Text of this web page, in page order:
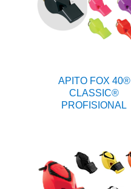
APITO FOX 40®
CLASSIC®
PROFISIONAL